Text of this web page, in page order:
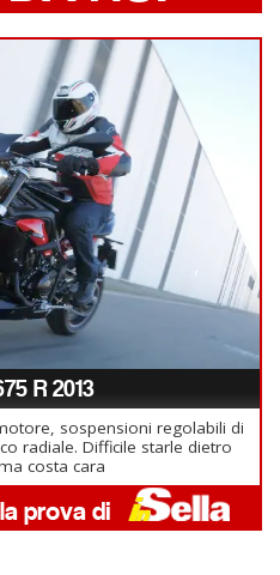
R 2013
sospensioni regolabili di
radiale. Difficile starle dietro
costa cara